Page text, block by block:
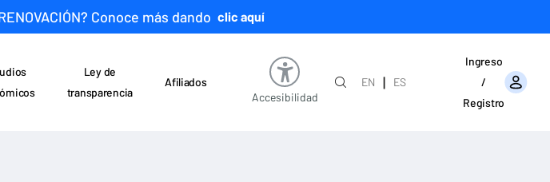
Conoce más dando clic aquí
Ley de
transparencia
Afiliados
Accesibilidad
EN |
ES
Ingreso
/
Registro